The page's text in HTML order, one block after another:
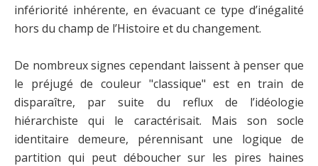
infériorité inhérente, en évacuant ce type d’inégalité
hors du champ de l’Histoire et du changement.
De nombreux signes cependant laissent à penser que
le préjugé de couleur "classique" est en train de
disparaître, par suite du reflux de l’idéologie
hiérarchiste qui le caractérisait. Mais son socle
identitaire demeure, pérennisant une logique de
partition qui peut déboucher sur les pires haines